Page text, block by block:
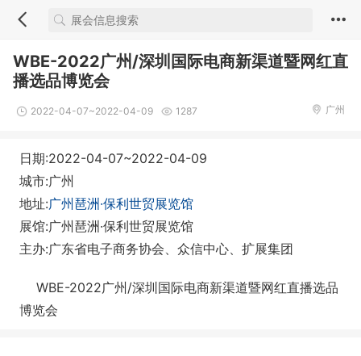
WBE-2022广州/深圳国际电商新渠道暨网红直
播选品博览会
2022-04-07~2022-04-09 1287 广州
日期:2022-04-07~2022-04-09
城市:广州
地址:广州琶洲·保利世贸展览馆
展馆:广州琶洲·保利世贸展览馆
主办:广东省电子商务协会、众信中心、扩展集团
WBE-2022广州/深圳国际电商新渠道暨网红直播选品
博览会